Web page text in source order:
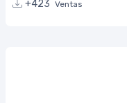
+423 Ventas